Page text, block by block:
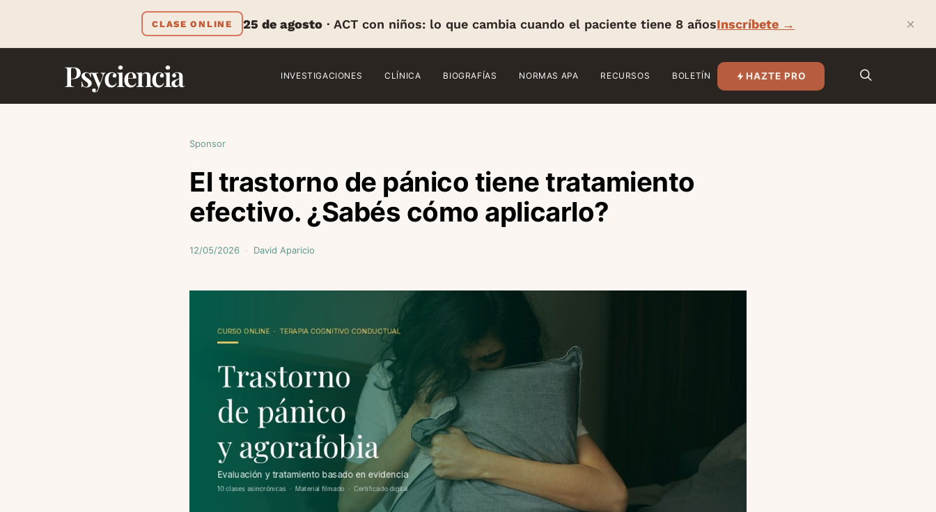
CLASE ONLINE 25 de agosto · ACT con niños: lo que cambia cuando el paciente tiene 8 añosInscríbete → ×
Psyciencia INVESTIGACIONES CLÍNICA BIOGRAFÍAS NORMAS APA RECURSOS BOLETÍN HAZTE PRO
Sponsor
El trastorno de pánico tiene tratamiento
efectivo. ¿Sabés cómo aplicarlo?
12/05/2026 David Aparicio